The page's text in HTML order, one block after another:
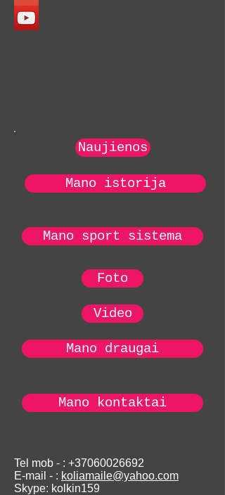
Naujienos
Mano istorija
Mano sport sistema
Foto
Video
Mano draugai
Mano kontaktai
Tel mob - : +37060026692
E-mail - : koliamaile@yahoo.com
Skype: kolkin159